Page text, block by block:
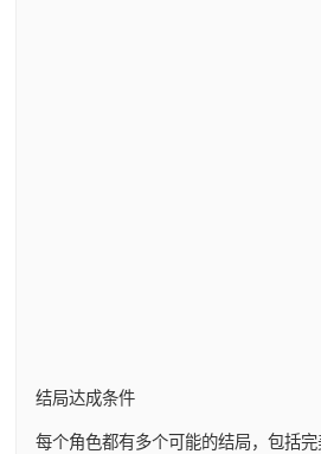
结局达成条件
每个角色都有多个可能的结局，包括